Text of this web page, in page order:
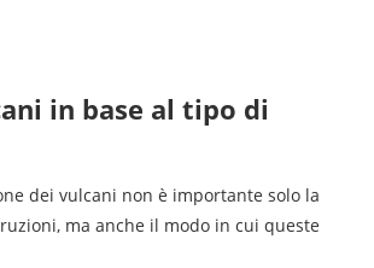
in base al tipo di
dei vulcani non è importante solo la
ma anche il modo in cui queste